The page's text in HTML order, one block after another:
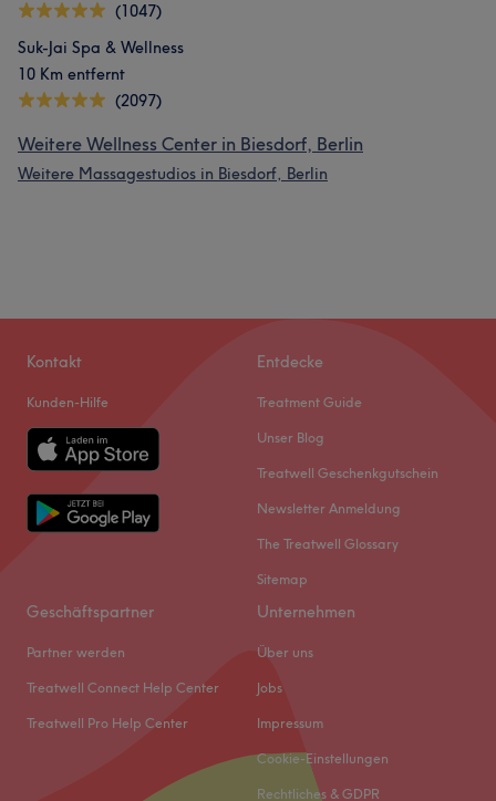
(1047)
Suk-Jai Spa & Wellness
10 Km entfernt
(2097)
Weitere Wellness Center in Biesdorf, Berlin
Weitere Massagestudios in Biesdorf, Berlin
Kontakt
Kunden-Hilfe
Entdecke
Treatment Guide
Unser Blog
Treatwell Geschenkgutschein
Newsletter Anmeldung
The Treatwell Glossary
Sitemap
Geschäftspartner
Partner werden
Treatwell Connect Help Center
Treatwell Pro Help Center
Unternehmen
Über uns
Jobs
Impressum
Cookie-Einstellungen
Rechtliches & GDPR